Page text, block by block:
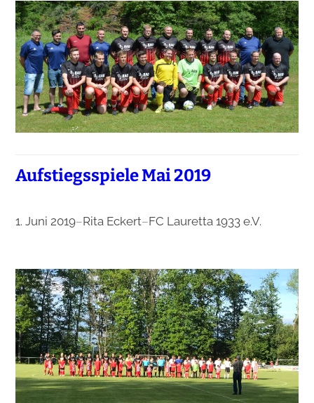
Aufstiegsspiele Mai 2019
1. Juni 2019–Rita Eckert–FC Lauretta 1933 e.V.